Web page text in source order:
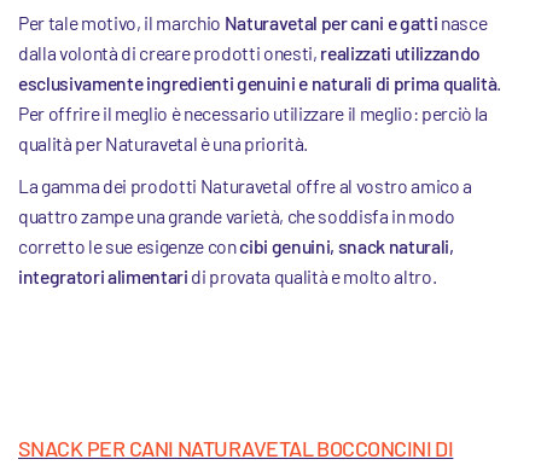
Per tale motivo, il marchio Naturavetal per cani e gatti nasce
dalla volontà di creare prodotti onesti, realizzati utilizzando
esclusivamente ingredienti genuini e naturali di prima qualità.
Per offrire il meglio è necessario utilizzare il meglio: perciò la
qualità per Naturavetal è una priorità.
La gamma dei prodotti Naturavetal offre al vostro amico a
quattro zampe una grande varietà, che soddisfa in modo
corretto le sue esigenze concibi genuini, snack naturali,
integratori alimentari di provata qualità e molto altro.
SNACK PER CANI NATURAVETAL BOCCONCINI DI